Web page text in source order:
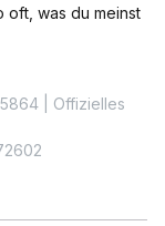
oft, was du meinst
| Offizielles